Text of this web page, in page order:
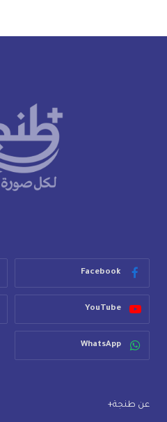
Facebook
YouTube
WhatsApp
عن طنجة+